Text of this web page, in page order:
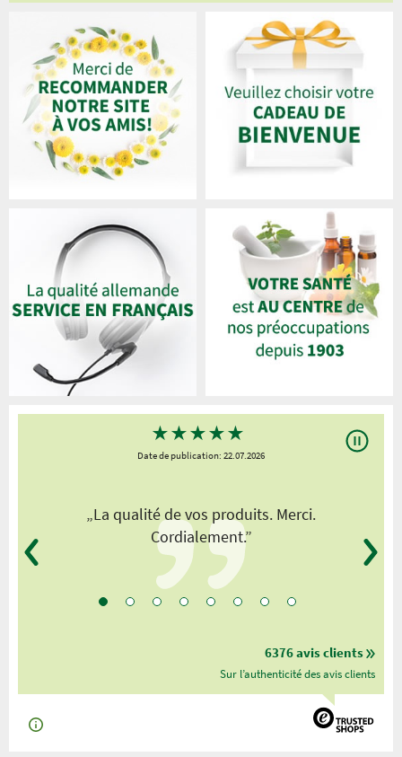
★★★★★
Date de publication: 22.07.2026
„La qualité de vos produits. Merci.
Cordialement.”
6376 avis clients
Sur l’authenticité des avis clients